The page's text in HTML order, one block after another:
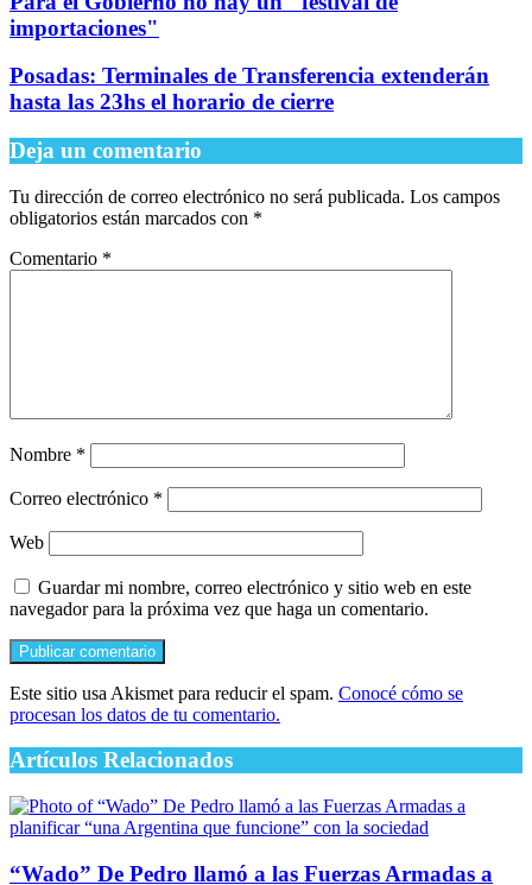
Posadas: Terminales de Transferencia extenderán
hasta las 23hs el horario de cierre
Deja un comentario
Tu dirección de correo electrónico no será publicada. Los campos
obligatorios están marcados con
Comentario *
navegador para la próxima vez que haga un comentario.
procesan los datos de tu comentario.
Artículos Relacionados
“Wado” De Pedro llamó a las Fuerzas Armadas a
planificar “una Argentina que funcione” con la
sociedad